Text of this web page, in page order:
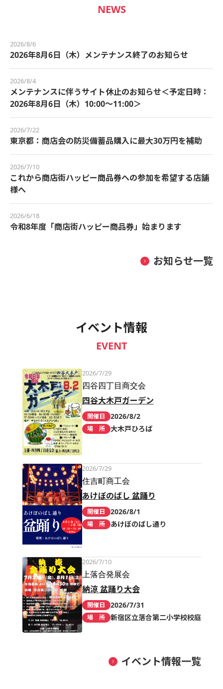
NEWS
2026/8/6
2026年8月6日（木）メンテナンス終了のお知らせ
2026/8/4
メンテナンスに伴うサイト休止のお知らせ＜予定日時：
2026年8月6日（木）10:00～11:00＞
2026/7/22
東京都：商店会の防災備蓄品購入に最大30万円を補助
2026/7/10
これから商店街ハッピー商品券への参加を希望する店舗
様へ
2026/6/18
令和8年度「商店街ハッピー商品券」始まります
お知らせ一覧
イベント情報
EVENT
2026/7/29
四谷四丁目商交会
四谷大木戸ガーデン
開催日 2026/8/2
場 所 大木戸ひろば
2026/7/29
住吉町商工会
あけぼのばし 盆踊り
開催日 2026/8/1
場 所 あけぼのばし通り
2026/7/10
上落合発展会
納涼 盆踊り大会
開催日 2026/7/31
場 所 新宿区立落合第二小学校校庭
イベント情報一覧